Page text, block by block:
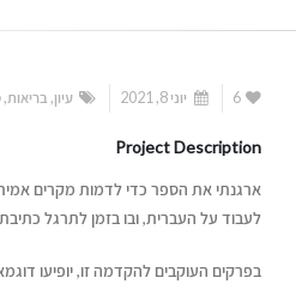
6 יוני 8, 2021 עיון, בריאות,
Project Description
ארגנתי את הספר כדי לדמות מקרים
לעבוד על העברית, ובו בזמן לתרגל כתיבת
בפרקים העוקבים להקדמה זו, יופיעו